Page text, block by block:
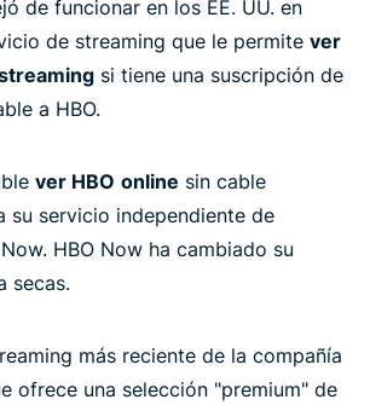
de funcionar en los EE. UU. en
de streaming que le permite ver
si tiene una suscripción de
a HBO.
ver HBO online sin cable
su servicio independiente de
HBO Now ha cambiado su
secas.
más reciente de la compañía
ofrece una selección "premium" de